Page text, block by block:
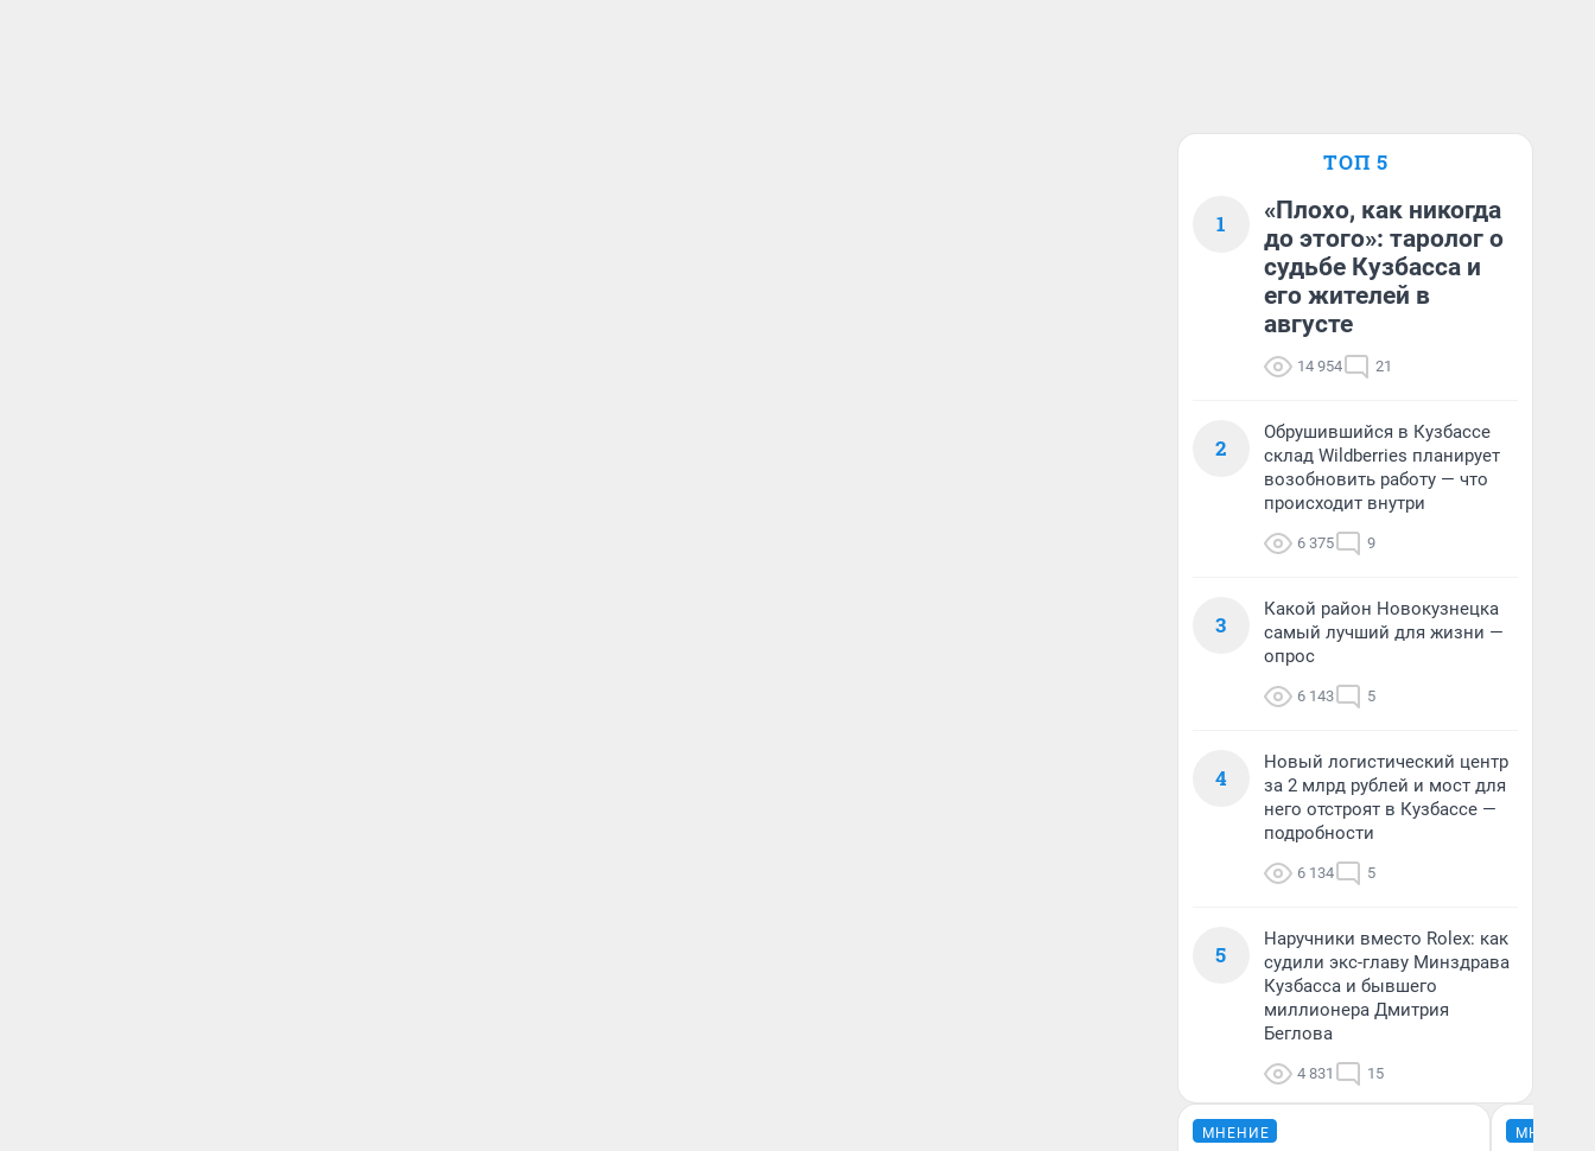
ТОП 5
1
«Плохо, как никогда
до этого»: таролог о
судьбе Кузбасса и
его жителей в
августе
14 954 21
2
Обрушившийся в Кузбассе
склад Wildberries планирует
возобновить работу — что
происходит внутри
6 375 9
3
Какой район Новокузнецка
самый лучший для жизни —
опрос
6 143 5
4
Новый логистический центр
за 2 млрд рублей и мост для
него отстроят в Кузбассе —
подробности
6 134 5
5
Наручники вместо Rolex: как
судили экс-главу Минздрава
Кузбасса и бывшего
миллионера Дмитрия
Беглова
4 831 15
МНЕНИЕ МНЕНИЕ